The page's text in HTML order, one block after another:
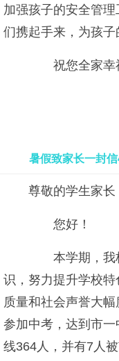
加强孩子的安全管
们携起手来，为孩子
祝您全家幸
暑假致家长一封信
尊敬的学生家长
您好！
本学期，我
识，努力提升学校
质量和社会声誉大
参加中考，达到市
线364人，并有7人